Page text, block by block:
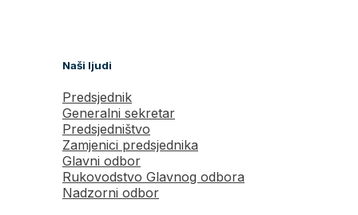
Naši ljudi
Predsjednik
Generalni sekretar
Predsjedništvo
Zamjenici predsjednika
Glavni odbor
Rukovodstvo Glavnog odbora
Nadzorni odbor